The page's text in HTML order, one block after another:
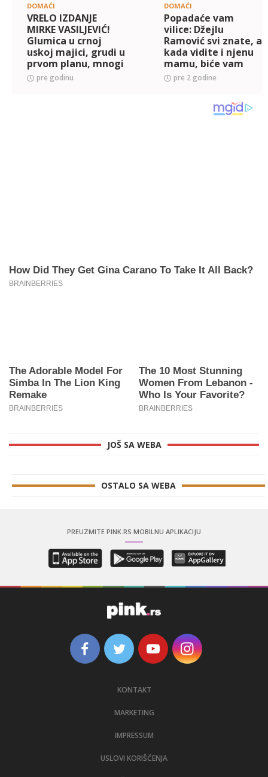
DOMAĆI
VRELO IZDANJE
MIRKE VASILJEVIĆ!
Glumica u crnoj
uskoj majici, grudi u
prvom planu, mnogi
kažu da izgleda kao
MILION DOLARA
pre godinu
DOMAĆI
Popadaće vam
vilice: Džejlu
Ramović svi znate, a
kada vidite i njenu
mamu, biće vam
jasno na koga je!
pre 2 godine
JOŠ SA WEBA
OSTALO SA WEBA
PREUZMITE PINK.RS MOBILNU APLIKACIJU
KONTAKT
MARKETING
IMPRESSUM
USLOVI KORIŠĆENJA